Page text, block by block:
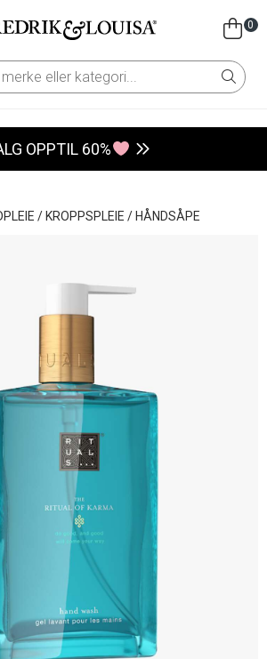
0
OPPTIL 60%
/ KROPPSPLEIE / HÅNDSÅPE